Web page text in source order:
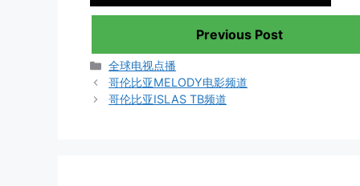
Previous Post
Categories
全球电视点播
哥伦比亚MELODY电影频道
哥伦比亚ISLAS TB频道